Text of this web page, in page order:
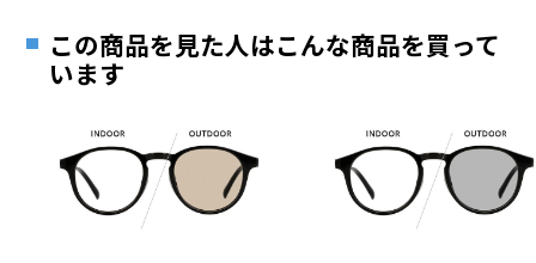
お気に入りに追加済です。
アタッチメントをつければ、通勤時にもしっかり紫外線対策ができま
す。
※商品番号：ZY241G03 以外の商品を着けることはできません。
※柄や色味の出方に個体差があり、画像と異なる場合がございます。
安心1 フレーム１年間品質保証
日または発送日より１年間修理又は交換させて頂
きます。
※保証期間内に交換が行われた場合、保証期間は初期の期間から
延長されません。
ご希望のお客さまは、「レンズ交換券」をお選びのうえ、
最寄りのZoff実店舗にてレンズをお買い求めください。
※サングラスやパッケージ品では「レンズ交換券」はお選び
談ください。
この商品を見た人はこんな商品を買って
います